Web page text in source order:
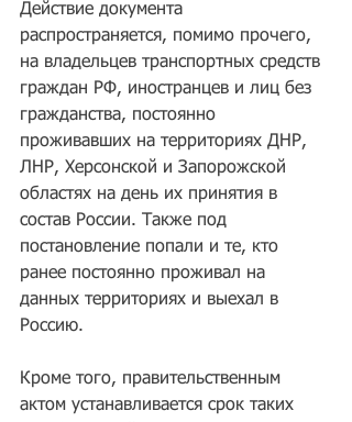
Действие документа
распространяется, помимо прочего,
на владельцев транспортных средств
граждан РФ, иностранцев и лиц без
гражданства, постоянно
проживавших на территориях ДНР,
ЛНР, Херсонской и Запорожской
областях на день их принятия в
состав России. Также под
постановление попали и те, кто
ранее постоянно проживал на
данных территориях и выехал в
Россию.
Кроме того, правительственным
актом устанавливается срок таких